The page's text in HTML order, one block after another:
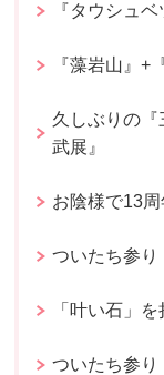
『タウシュ
『藻岩山』+
久しぶりの
武展』
お陰様で13周
ついたち参り
「叶い石」
ついたち参り